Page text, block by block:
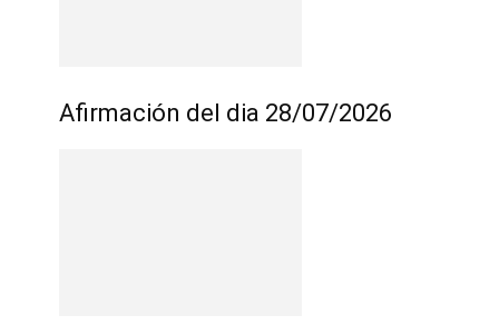
Afirmación del dia 28/07/2026